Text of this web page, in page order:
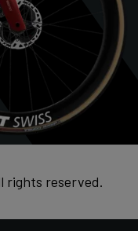
rights reserved.